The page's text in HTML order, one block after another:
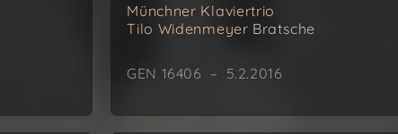
Münchner Klaviertrio
Tilo Widenmeyer Bratsche
GEN 16406 – 5.2.2016